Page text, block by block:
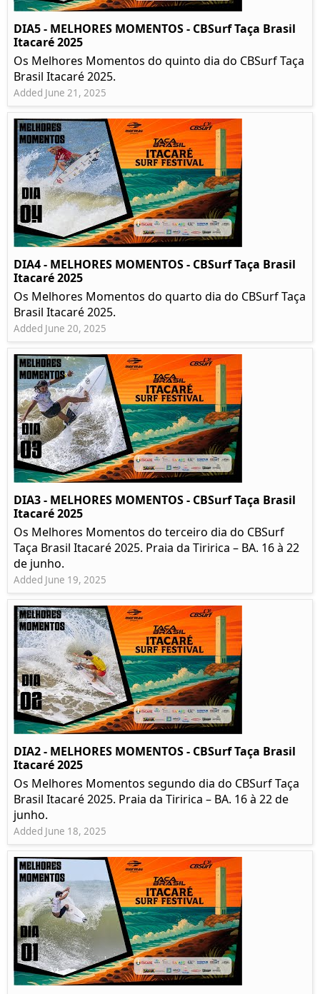
DIA5 - MELHORES MOMENTOS - CBSurf Taça Brasil
Itacaré 2025
Os Melhores Momentos do quinto dia do CBSurf Taça
Brasil Itacaré 2025.
Added June 21, 2025
DIA4 - MELHORES MOMENTOS - CBSurf Taça Brasil
Itacaré 2025
Os Melhores Momentos do quarto dia do CBSurf Taça
Brasil Itacaré 2025.
Added June 20, 2025
DIA3 - MELHORES MOMENTOS - CBSurf Taça Brasil
Itacaré 2025
Os Melhores Momentos do terceiro dia do CBSurf
Taça Brasil Itacaré 2025. Praia da Tiririca – BA. 16 à 22
de junho.
Added June 19, 2025
DIA2 - MELHORES MOMENTOS - CBSurf Taça Brasil
Itacaré 2025
Os Melhores Momentos segundo dia do CBSurf Taça
Brasil Itacaré 2025. Praia da Tiririca – BA. 16 à 22 de
junho.
Added June 18, 2025